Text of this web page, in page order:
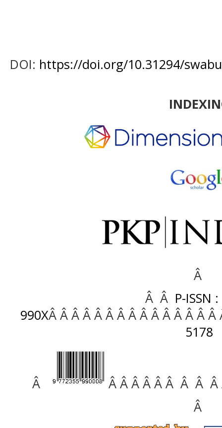
DOI: https://doi.org/10.31294/
Â
Â Â P-ISSN
990XÂ Â Â Â Â Â Â Â Â Â Â Â Â Â
5178
Â
Â Â Â Â Â Â Â Â
Â